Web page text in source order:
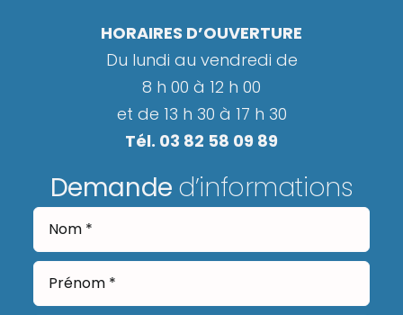
HORAIRES D’OUVERTURE
Du lundi au vendredi de
8 h 00 à 12 h 00
et de 13 h 30 à 17 h 30
Tél. 03 82 58 09 89
Demande d’informations